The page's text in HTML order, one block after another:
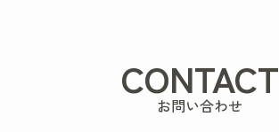
CONTACT
お問い合わせ